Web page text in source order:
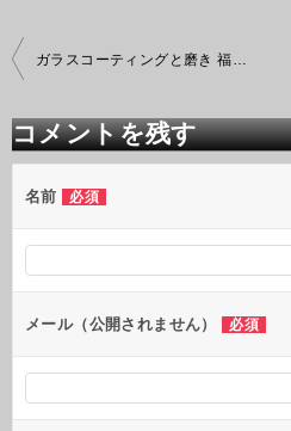
投
稿
ビ
ゲ
ー
シ
ン
ガラスコーティングと磨き 福岡のカービューティープロ
コメントを残す
名前 必須
メール（公開されません） 必須